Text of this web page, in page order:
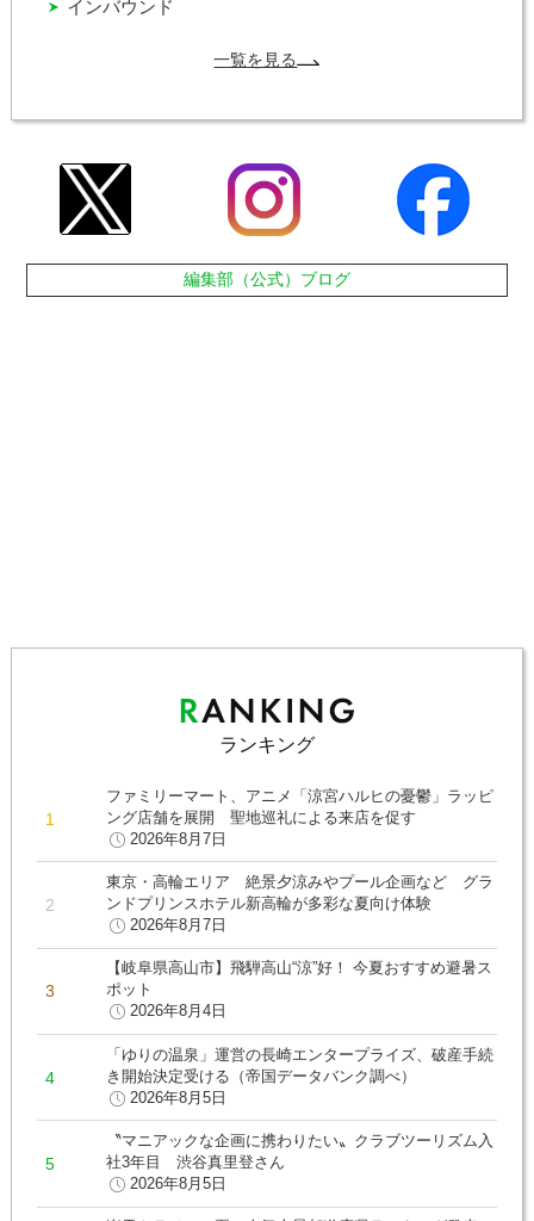
インバウンド
一覧を見る
編集部（公式）ブログ
ランキング
ファミリーマート、アニメ「涼宮ハルヒの憂鬱」ラッピ
ング店舗を展開 聖地巡礼による来店を促す
2026年8月7日
東京・高輪エリア 絶景夕涼みやプール企画など グラ
ンドプリンスホテル新高輪が多彩な夏向け体験
2026年8月7日
【岐阜県高山市】飛騨高山“涼”好！ 今夏おすすめ避暑ス
ポット
2026年8月4日
「ゆりの温泉」運営の長崎エンタープライズ、破産手続
き開始決定受ける（帝国データバンク調べ）
2026年8月5日
〝マニアックな企画に携わりたい〟クラブツーリズム入
社3年目 渋谷真里登さん
2026年8月5日